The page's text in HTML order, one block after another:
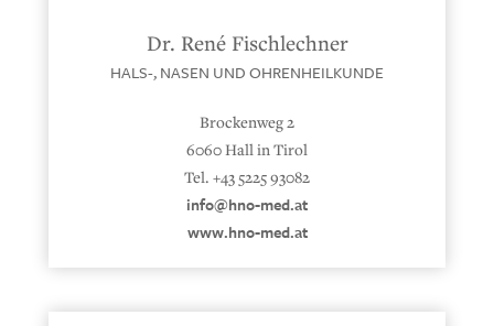
Dr. René Fischlechner
HALS-, NASEN UND OHRENHEILKUNDE
Brockenweg 2
6060 Hall in Tirol
Tel. +43 5225 93082
info@hno-med.at
www.hno-med.at